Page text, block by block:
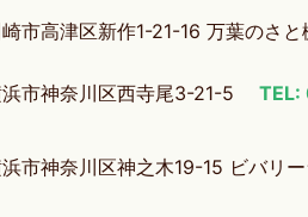
市高津区新作1-21-16 万葉のさ
市神奈川区西寺尾3-21-5
市神奈川区神之木19-15 ビバリ